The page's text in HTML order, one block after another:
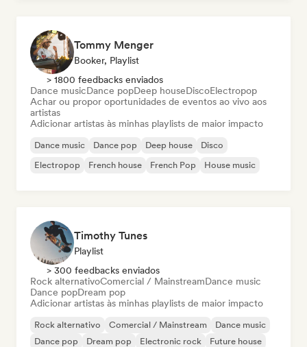
Tommy Menger
Booker, Playlist
> 1800 feedbacks enviados
Dance musicDance popDeep houseDiscoElectropop
Achar ou propor oportunidades de eventos ao vivo aos
artistas
Adicionar artistas às minhas playlists de maior impacto
Dance music Dance pop Deep house
Disco
Electropop
French house French Pop House music
Timothy Tunes
Playlist
> 300 feedbacks enviados
Rock alternativoComercial / MainstreamDance music
Dance popDream pop
Adicionar artistas às minhas playlists de maior impacto
Rock alternativo Comercial / Mainstream
Dance music
Dance pop
Dream pop Electronic rock
Future house